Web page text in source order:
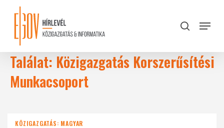
content
search
Menu
Találat: Közigazgatás Korszerűsítési
Munkacsoport
KÖZIGAZGATÁS: MAGYAR
Close